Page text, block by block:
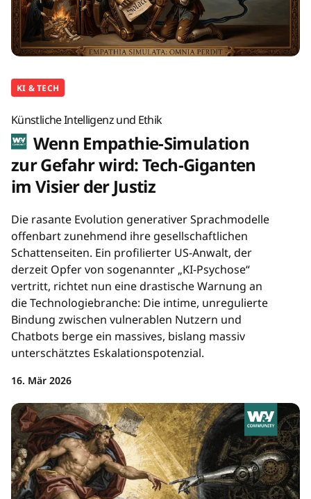
KI & TECH
Künstliche Intelligenz und Ethik
Wenn Empathie-Simulation
zur Gefahr wird: Tech-Giganten
im Visier der Justiz
Die rasante Evolution generativer Sprachmodelle
offenbart zunehmend ihre gesellschaftlichen
Schattenseiten. Ein profilierter US-Anwalt, der
derzeit Opfer von sogenannter „KI-Psychose“
vertritt, richtet nun eine drastische Warnung an
die Technologiebranche: Die intime, unregulierte
Bindung zwischen vulnerablen Nutzern und
Chatbots berge ein massives, bislang massiv
unterschätztes Eskalationspotenzial.
16. Mär 2026